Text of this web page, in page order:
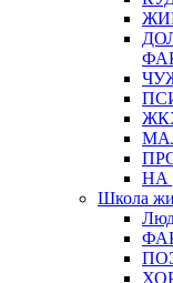
НА
Школа